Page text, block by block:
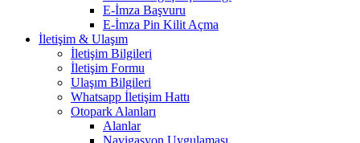
E-İmza Başvuru
E-İmza Pin Kilit Açma
İletişim & Ulaşım
İletişim Bilgileri
İletişim Formu
Ulaşım Bilgileri
Whatsapp İletişim Hattı
Otopark Alanları
Alanlar
Navigasyon Uygulaması